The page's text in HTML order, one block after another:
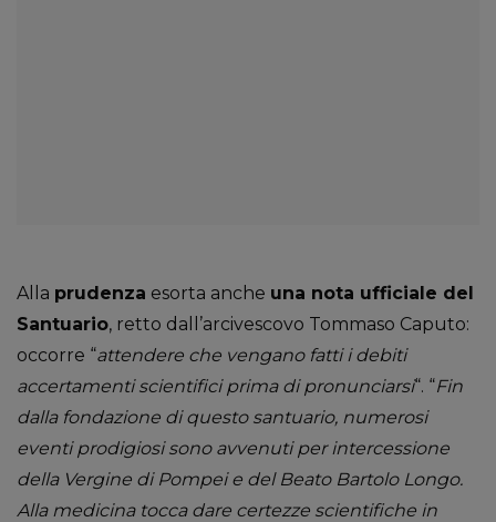
Alla prudenza esorta anche una nota ufficiale del
Santuario, retto dall’arcivescovo Tommaso Caputo:
occorre “attendere che vengano fatti i debiti
accertamenti scientifici prima di pronunciarsi“. “Fin
dalla fondazione di questo santuario, numerosi
eventi prodigiosi sono avvenuti per intercessione
della Vergine di Pompei e del Beato Bartolo Longo.
Alla medicina tocca dare certezze scientifiche in